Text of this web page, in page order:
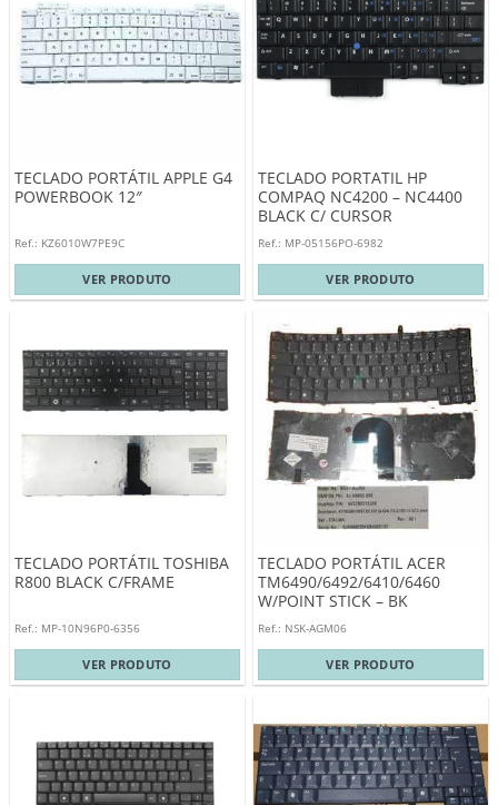
TECLADO PORTÁTIL APPLE G4
POWERBOOK 12″
Ref.: KZ6010W7PE9C
VER PRODUTO
TECLADO PORTATIL HP
COMPAQ NC4200 – NC4400
BLACK C/ CURSOR
Ref.: MP-05156PO-6982
VER PRODUTO
TECLADO PORTÁTIL TOSHIBA
R800 BLACK C/FRAME
Ref.: MP-10N96P0-6356
VER PRODUTO
TECLADO PORTÁTIL ACER
TM6490/6492/6410/6460
W/POINT STICK – BK
Ref.: NSK-AGM06
VER PRODUTO